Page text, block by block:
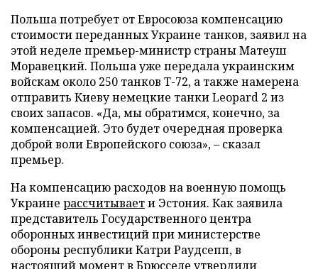
Польша потребует от Евросоюза компенсацию
стоимости переданных Украине танков, заявил на
этой неделе премьер-министр страны Матеуш
Моравецкий. Польша уже передала украинским
войскам около 250 танков Т-72, а также намерена
отправить Киеву немецкие танки Leopard 2 из
своих запасов. «Да, мы обратимся, конечно, за
компенсацией. Это будет очередная проверка
доброй воли Европейского союза», – сказал
премьер.
На компенсацию расходов на военную помощь
Украине рассчитываети Эстония. Как заявила
представитель Государственного центра
оборонных инвестиций при министерстве
обороны республики Катри Раудсепп, в
настоящий момент в Брюсселе утвердили